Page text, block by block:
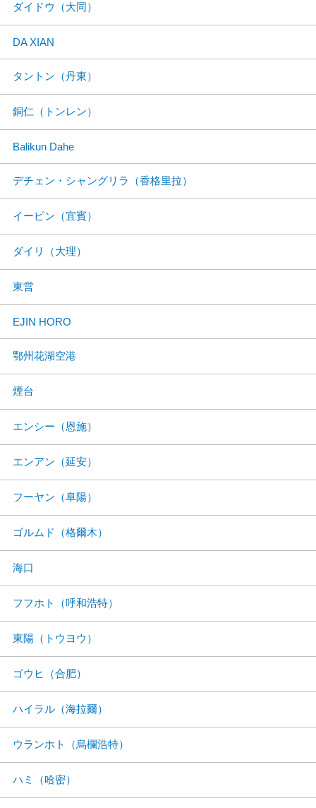
ダイドウ（大同）
DA XIAN
タントン（丹東）
銅仁（トンレン）
Balikun Dahe
デチェン・シャングリラ（香格里拉）
イーピン（宜賓）
ダイリ（大理）
東営
EJIN HORO
鄂州花湖空港
煙台
エンシー（恩施）
エンアン（延安）
フーヤン（阜陽）
ゴルムド（格爾木）
海口
フフホト（呼和浩特）
東陽（トウヨウ）
ゴウヒ（合肥）
ハイラル（海拉爾）
ウランホト（烏欄浩特）
ハミ（哈密）